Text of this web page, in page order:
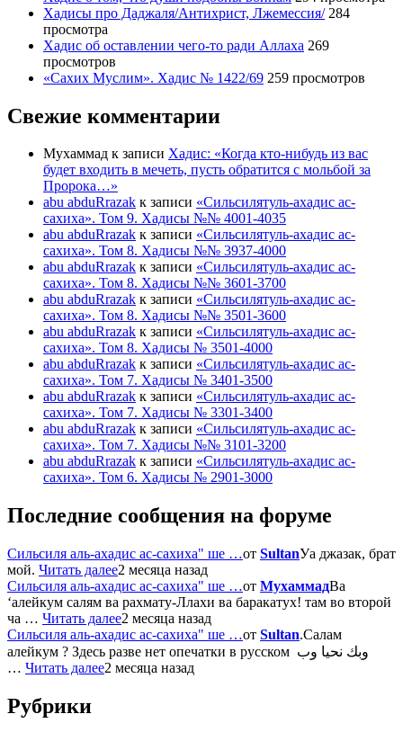
Хадисы про Даджаля/Антихрист, Лжемессия/ 284
просмотра
Хадис об оставлении чего-то ради Аллаха 269
просмотров
«Сахих Муслим». Хадис № 1422/69 259 просмотров
Свежие комментарии
Мухаммад к записи Хадис: «Когда кто-нибудь из вас
будет входить в мечеть, пусть обратится с мольбой за
Пророка…»
abu abduRrazak к записи «Сильсилятуль-ахадис ас-
сахиха». Том 9. Хадисы №№ 4001-4035
abu abduRrazak к записи «Сильсилятуль-ахадис ас-
сахиха». Том 8. Хадисы №№ 3937-4000
abu abduRrazak к записи «Сильсилятуль-ахадис ас-
сахиха». Том 8. Хадисы №№ 3601-3700
abu abduRrazak к записи «Сильсилятуль-ахадис ас-
сахиха». Том 8. Хадисы №№ 3501-3600
abu abduRrazak к записи «Сильсилятуль-ахадис ас-
сахиха». Том 8. Хадисы № 3501-4000
abu abduRrazak к записи «Сильсилятуль-ахадис ас-
сахиха». Том 7. Хадисы № 3401-3500
abu abduRrazak к записи «Сильсилятуль-ахадис ас-
сахиха». Том 7. Хадисы № 3301-3400
abu abduRrazak к записи «Сильсилятуль-ахадис ас-
сахиха». Том 7. Хадисы №№ 3101-3200
abu abduRrazak к записи «Сильсилятуль-ахадис ас-
сахиха». Том 6. Хадисы № 2901-3000
Последние сообщения на форуме
Сильсиля аль-ахадис ас-сахиха" ше …от SultanУа джазак, брат
мой. Читать далее2 месяца назад
Сильсиля аль-ахадис ас-сахиха" ше …от МухаммадВа
‘алейкум салям ва рахмату-Ллахи ва баракатух! там во второй
ча … Читать далее2 месяца назад
Сильсиля аль-ахадис ас-сахиха" ше …от Sultan.Салам
алейкум ? Здесь разве нет опечатки в русском وبك نحيا وب
… Читать далее2 месяца назад
Рубрики